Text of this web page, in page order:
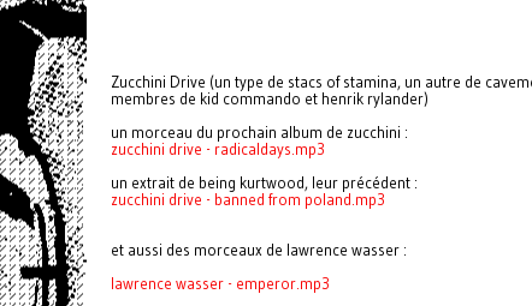
Zucchini Drive (un type de stacs of stamina, un autre de
membres de kid commando et henrik rylander)
un morceau du prochain album de zucchini :
zucchini drive - radicaldays.mp3
un extrait de being kurtwood, leur précédent :
zucchini drive - banned from poland.mp3
et aussi des morceaux de lawrence wasser :
lawrence wasser - emperor.mp3